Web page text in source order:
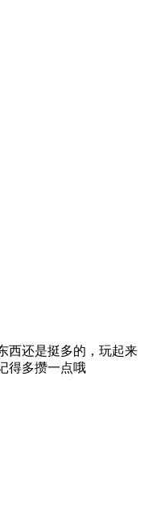
西还是挺多的，玩起来
得多攒一点哦